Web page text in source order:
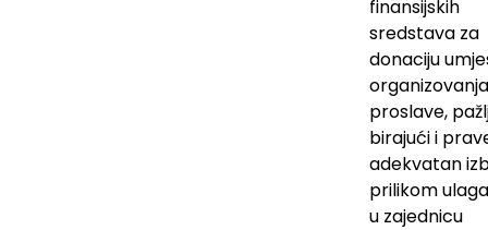
finansijskih
sredstava za
donaciju
organizovanja
proslave,
birajući i
adekvatan
prilikom
u zajednicu